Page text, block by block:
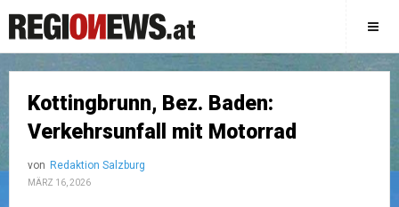
Kottingbrunn, Bez. Baden:
Verkehrsunfall mit Motorrad
von Redaktion Salzburg
MÄRZ 16, 2026